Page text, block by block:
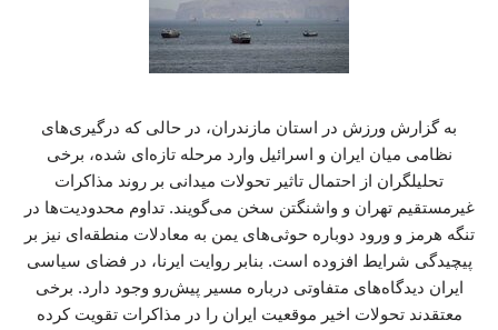
به گزارش ورزش در استان مازندران، در حالی که درگیری‌های
نظامی میان ایران و اسرائیل وارد مرحله تازه‌ای شده، برخی
تحلیلگران از احتمال تاثیر تحولات میدانی بر روند مذاکرات
غیرمستقیم تهران و واشنگتن سخن می‌گویند. تداوم محدودیت‌ها در
تنگه هرمز و ورود دوباره حوثی‌های یمن به معادلات منطقه‌ای نیز بر
پیچیدگی شرایط افزوده است. بنابر روایت ایرنا، در فضای سیاسی
ایران دیدگاه‌های متفاوتی درباره مسیر پیش‌رو وجود دارد. برخی
معتقدند تحولات اخیر موقعیت ایران را در مذاکرات تقویت کرده